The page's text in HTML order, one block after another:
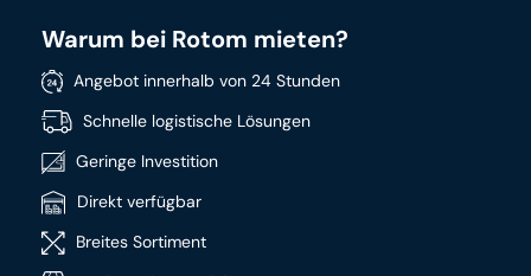
Warum bei Rotom mieten?
Angebot innerhalb von 24 Stunden
Schnelle logistische Lösungen
Geringe Investition
Direkt verfügbar
Breites Sortiment